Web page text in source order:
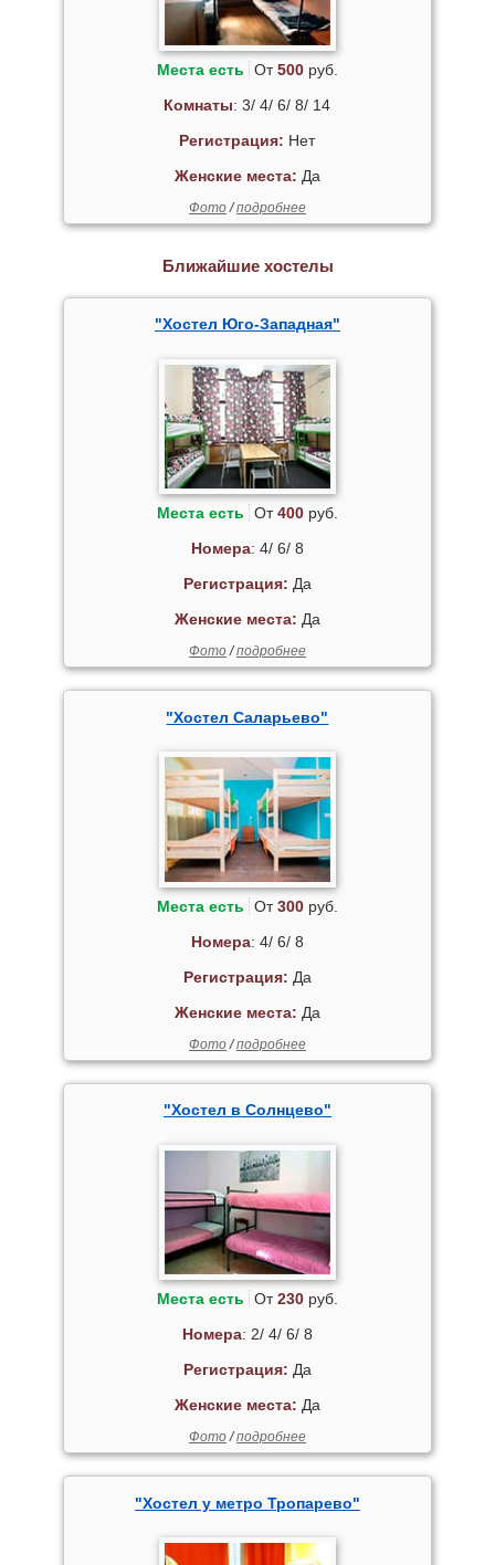
Места есть От500руб.
Комнаты: 3/ 4/ 6/ 8/ 14
Регистрация: Нет
Женские места: Да
Фото/подробнее
Ближайшие хостелы
"Хостел Юго-Западная"
Места есть От400руб.
Номера: 4/ 6/ 8
Регистрация: Да
Женские места: Да
Фото/подробнее
"Хостел Саларьево"
Места есть От300руб.
Номера: 4/ 6/ 8
Регистрация: Да
Женские места: Да
Фото/подробнее
"Хостел в Солнцево"
Места есть От230руб.
Номера: 2/ 4/ 6/ 8
Регистрация: Да
Женские места: Да
Фото/подробнее
"Хостел у метро Тропарево"